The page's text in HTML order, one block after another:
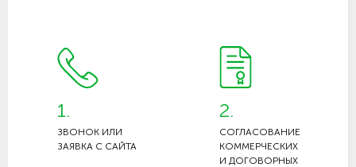
1.
ЗВОНОК ИЛИ
ЗАЯВКА С САЙТА
2.
СОГЛАСОВАНИЕ
КОММЕРЧЕСКИХ
И ДОГОВОРНЫХ